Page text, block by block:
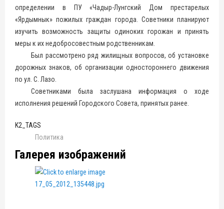
определении в ПУ «Чадыр-Лунгский Дом престарелых
«Ярдымнык» пожилых граждан города. Советники планируют
изучить возможность защиты одиноких горожан и принять
меры к их недобросовестным родственникам.
Был рассмотрено ряд жилищных вопросов, об установке
дорожных знаков, об организации одностороннего движения
по ул. С. Лазо.
Советниками была заслушана информация о ходе
исполнения решений Городского Совета, принятых ранее.
K2_TAGS
Политика
Галерея изображений